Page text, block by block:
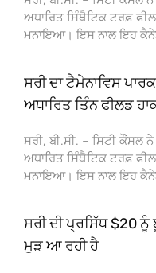
ਅਧਾਰਿਤ ਸਿੰਥੈਟਿਕ ਟਰਫ਼
ਮਨਾਇਆ। ਇਸ ਨਾਲ ਇਹ
ਸਰੀ ਦਾ ਟੈਮੇਨਾਵਿਸ
ਅਧਾਰਿਤ ਤਿੰਨ ਫੀਲਡ
ਸਰੀ, ਬੀ.ਸੀ. – ਸਿਟੀ ਕੌਂਸਲ
ਅਧਾਰਿਤ ਸਿੰਥੈਟਿਕ ਟਰਫ਼
ਮਨਾਇਆ। ਇਸ ਨਾਲ ਇਹ
ਸਰੀ ਦੀ ਪ੍ਰਸਿੱਧ $20
ਮੁੜ ਆ ਰਹੀ ਹੈ